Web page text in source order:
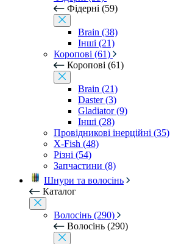
Фідерні (59)
Brain (38)
Інші (21)
Коропові (61)
Коропові (61)
Brain (21)
Daster (3)
Gladiator (9)
Інші (28)
Провідникові інерційні (35)
X-Fish (48)
Різні (54)
Запчастини (8)
Шнури та волосінь
Каталог
Волосінь (290)
Волосінь (290)